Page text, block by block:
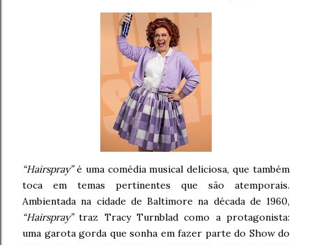
“Hairspray”é uma comédia musical deliciosa, que também
toca em temas pertinentes que são atemporais.
Ambientada na cidade de Baltimore na década de 1960,
“Hairspray”traz Tracy Turnblad como a protagonista:
uma garota gorda que sonha em fazer parte do Show do